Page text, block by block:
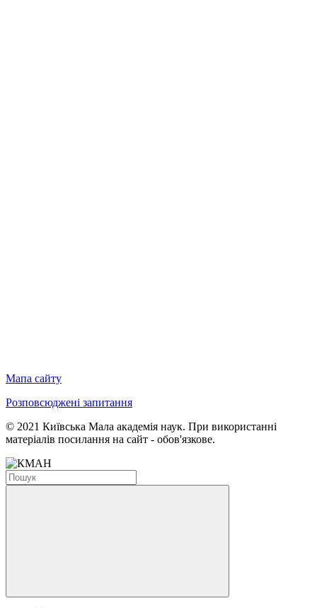
Мапа сайту
Розповсюджені запитання
© 2021 Київська Мала академія наук. При використанні
матеріалів посилання на сайт - обов'язкове.